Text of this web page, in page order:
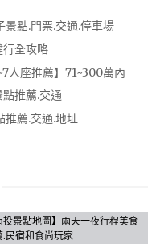
景點.門票.交通.停車場
行全攻略
人座推薦】71~300萬內
點推薦.交通
推薦.交通.地址
投景點地圖】兩天一夜行程美食
.民宿和食尚玩家